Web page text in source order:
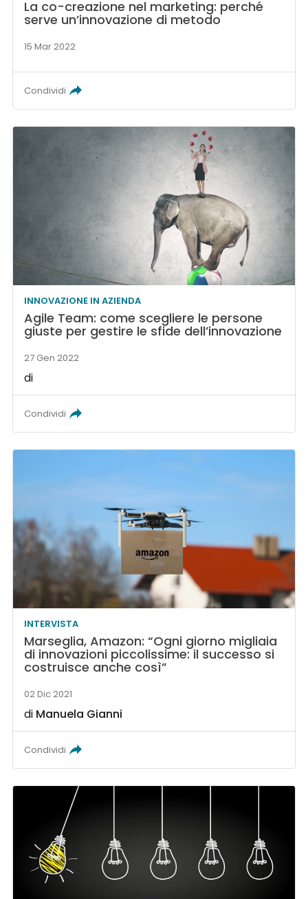
La co-creazione nel marketing: perché
serve un’innovazione di metodo
15 Mar 2022
Condividi
INNOVAZIONE IN AZIENDA
Agile Team: come scegliere le persone
giuste per gestire le sfide dell’innovazione
27 Gen 2022
di
Condividi
INTERVISTA
Marseglia, Amazon: “Ogni giorno migliaia
di innovazioni piccolissime: il successo si
costruisce anche così”
02 Dic 2021
di Manuela Gianni
Condividi